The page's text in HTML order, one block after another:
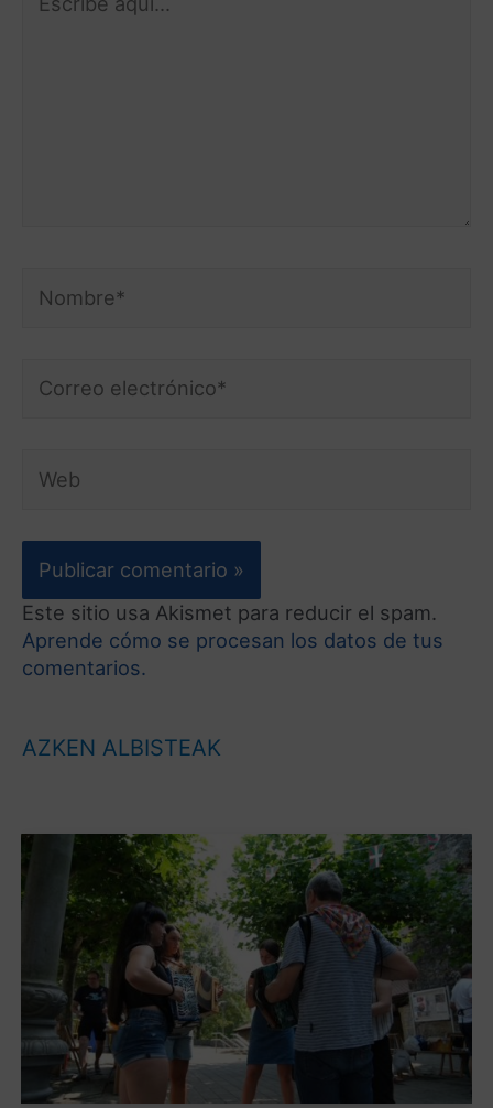
Este sitio usa Akismet para reducir el spam.
Aprende cómo se procesan los datos de tus
comentarios.
AZKEN ALBISTEAK